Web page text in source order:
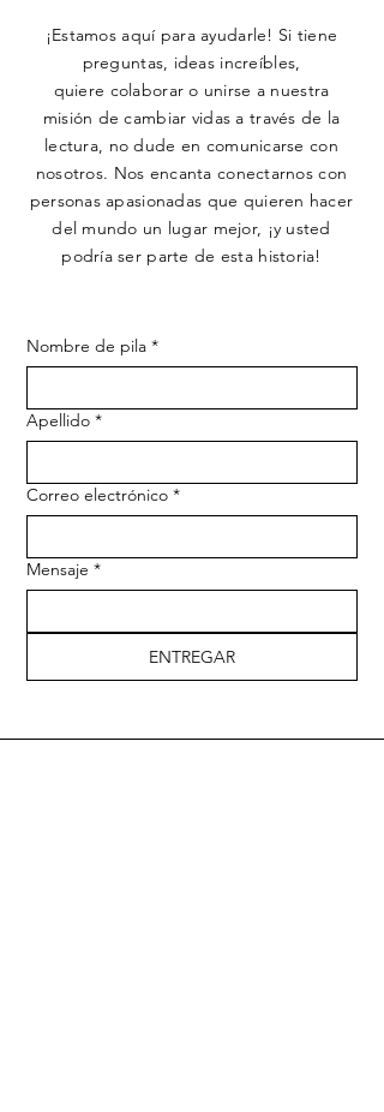
¡Estamos aquí para ayudarle! Si tiene
preguntas, ideas increíbles,
quiere colaborar o unirse a nuestra
misión de cambiar vidas a través de la
lectura, no dude en comunicarse con
nosotros. Nos encanta conectarnos con
personas apasionadas que quieren hacer
del mundo un lugar mejor, ¡y usted
podría ser parte de esta historia!
Nombre de pila *
Apellido *
Correo electrónico *
Mensaje *
ENTREGAR